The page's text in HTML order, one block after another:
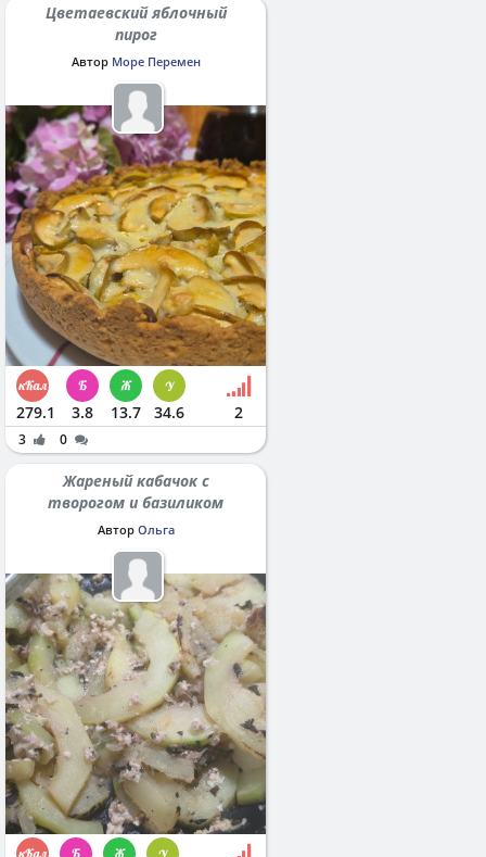
Цветаевский яблочный
пирог
Автор Море Перемен
279.1 3.8 13.7 34.6 2
3 0
Жареный кабачок с
творогом и базиликом
Автор Ольга